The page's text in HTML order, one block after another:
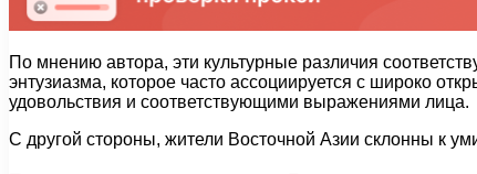
По мнению автора, эти культурные различия
энтузиазма, которое часто ассоциируется с широко
удовольствия и соответствующими выражениями лица.
С другой стороны, жители Восточной Азии склонны к